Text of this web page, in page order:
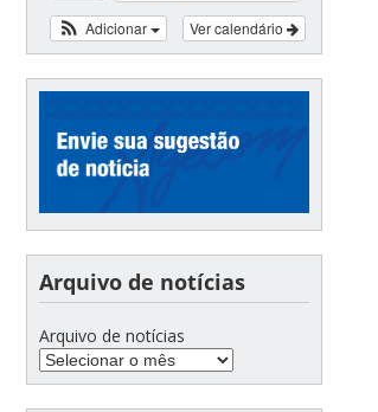
Ver calendário
Adicionar
Arquivo de notícias
Arquivo de notícias